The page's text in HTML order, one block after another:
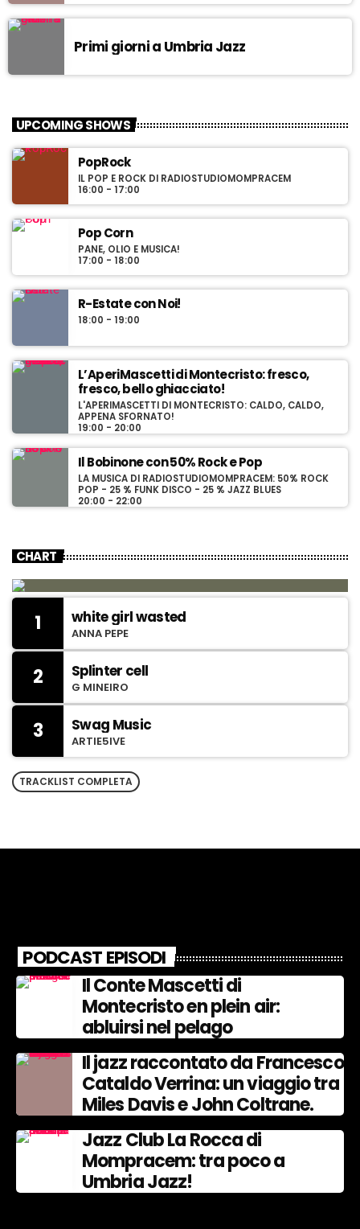
da Egea.
Primi giorni a Umbria Jazz
UPCOMING SHOWS
PopRock
IL POP E ROCK DI RADIOSTUDIOMOMPRACEM
16:00 - 17:00
Pop Corn
PANE, OLIO E MUSICA!
17:00 - 18:00
R-Estate con Noi!
18:00 - 19:00
L’AperiMascetti di Montecristo: fresco,
fresco, bello ghiacciato!
L'APERIMASCETTI DI MONTECRISTO: CALDO, CALDO,
APPENA SFORNATO!
19:00 - 20:00
Il Bobinone con 50% Rock e Pop
LA MUSICA DI RADIOSTUDIOMOMPRACEM: 50% ROCK
POP - 25 % FUNK DISCO - 25 % JAZZ BLUES
20:00 - 22:00
CHART
1 white girl wasted
ANNA PEPE
2 Splinter cell
G MINEIRO
3 Swag Music
ARTIE5IVE
TRACKLIST COMPLETA
PODCAST EPISODI
Il Conte Mascetti di
Montecristo en plein air:
abluirsi nel pelago
Il jazz raccontato da Francesco
Cataldo Verrina: un viaggio tra
Miles Davis e John Coltrane.
Jazz Club La Rocca di
Mompracem: tra poco a
Umbria Jazz!